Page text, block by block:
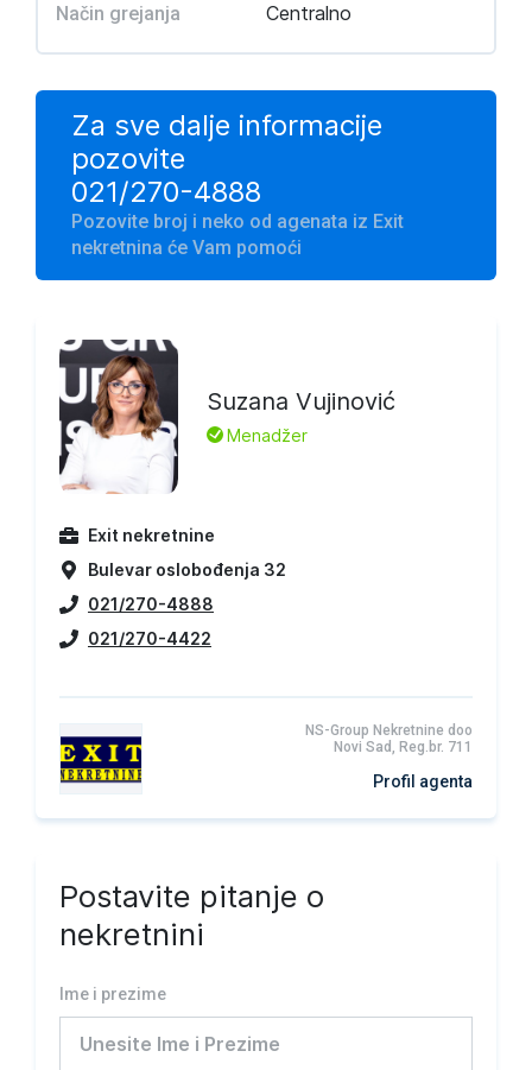
Način grejanja Centralno
Za sve dalje informacije
pozovite
021/270-4888
Pozovite broj i neko od agenata iz Exit
nekretnina će Vam pomoći
Suzana Vujinović
L Menadžer
Exit nekretnine
Bulevar oslobođenja 32
021/270-4888
021/270-4422
NS-Group Nekretnine doo
Novi Sad, Reg.br. 711
Profil agenta
Postavite pitanje o
nekretnini
Ime i prezime